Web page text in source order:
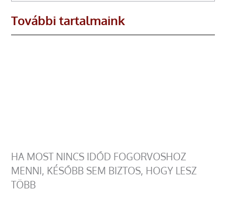
További tartalmaink
HA MOST NINCS IDŐD FOGORVOSHOZ
MENNI, KÉSŐBB SEM BIZTOS, HOGY LESZ
TÖBB